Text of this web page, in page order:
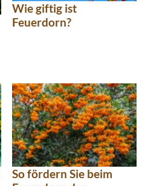
Wie giftig ist
Feuerdorn?
So fördern Sie beim